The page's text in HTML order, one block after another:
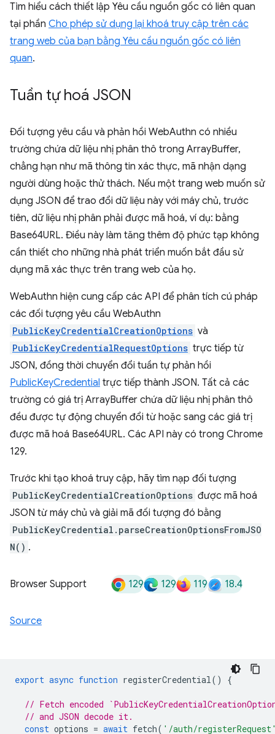
Tìm hiểu cách thiết lập Yêu cầu nguồn gốc có liên quan
tại phần Cho phép sử dụng lại khoá truy cập trên các
trang web của bạn bằng Yêu cầu nguồn gốc có liên
quan.
Tuần tự hoá JSON
Đối tượng yêu cầu và phản hồi WebAuthn có nhiều
trường chứa dữ liệu nhị phân thô trong ArrayBuffer,
chẳng hạn như mã thông tin xác thực, mã nhận dạng
người dùng hoặc thử thách. Nếu một trang web muốn sử
dụng JSON để trao đổi dữ liệu này với máy chủ, trước
tiên, dữ liệu nhị phân phải được mã hoá, ví dụ: bằng
Base64URL. Điều này làm tăng thêm độ phức tạp không
cần thiết cho những nhà phát triển muốn bắt đầu sử
dụng mã xác thực trên trang web của họ.
WebAuthn hiện cung cấp các API để phân tích cú pháp
các đối tượng yêu cầu WebAuthn
PublicKeyCredentialCreationOptions và
PublicKeyCredentialRequestOptions trực tiếp từ
JSON, đồng thời chuyển đổi tuần tự phản hồi
PublicKeyCredential trực tiếp thành JSON. Tất cả các
trường có giá trị ArrayBuffer chứa dữ liệu nhị phân thô
đều được tự động chuyển đổi từ hoặc sang các giá trị
được mã hoá Base64URL. Các API này có trong Chrome
129.
Trước khi tạo khoá truy cập, hãy tìm nạp đối tượng
PublicKeyCredentialCreationOptions được mã hoá
JSON từ máy chủ và giải mã đối tượng đó bằng
PublicKeyCredential.parseCreationOptionsFromJSO
N() .
Browser Support 129 129 119 18.4
Source
export async function registerCredential() {
// Fetch encoded
// and JSON decode it.
const options = await fetch( '/auth/